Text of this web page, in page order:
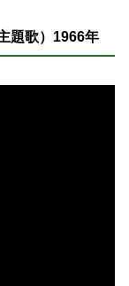
題歌） 1966年